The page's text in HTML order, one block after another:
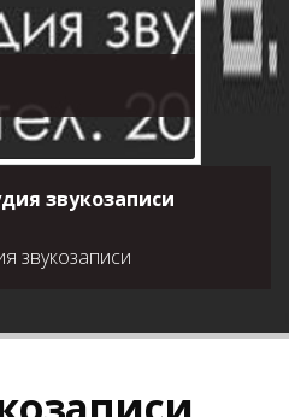
звукозаписи
звукозаписи